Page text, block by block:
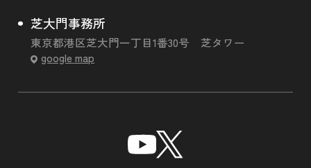
芝大門事務所
東京都港区芝大門一丁目1番30号 芝タワー
google map